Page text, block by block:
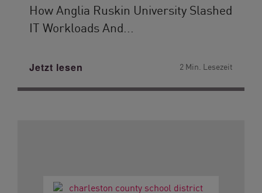
How Anglia Ruskin University Slashed
IT Workloads And...
Jetzt lesen 2 Min. Lesezeit